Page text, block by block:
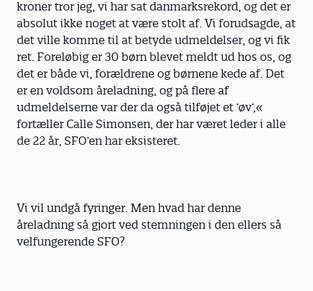
kroner tror jeg, vi har sat danmarksrekord, og det er
absolut ikke noget at være stolt af. Vi forudsagde, at
det ville komme til at betyde udmeldelser, og vi fik
ret. Foreløbig er 30 børn blevet meldt ud hos os, og
det er både vi, forældrene og børnene kede af. Det
er en voldsom åreladning, og på flere af
udmeldelserne var der da også tilføjet et ’øv’,«
fortæller Calle Simonsen, der har været leder i alle
de 22 år, SFO’en har eksisteret.
Vi vil undgå fyringer. Men hvad har denne
åreladning så gjort ved stemningen i den ellers så
velfungerende SFO?